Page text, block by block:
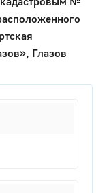
Глазов